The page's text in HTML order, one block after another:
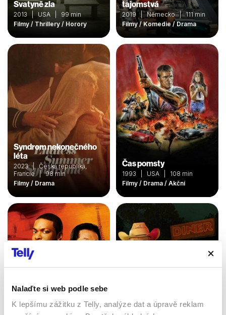
Nalaďte si web podle sebe
K lepšímu zážitku z Telly, analýze dat a úpravě reklam
Svatyně zla
2013 | USA | 99 min
Filmy / Thrillery / Horory
tajomstvá
2019 | Německo | 111 min
Filmy / Komedie / Drama
Syndrom nekonečného
léta
2023 | Česká republika,
Francie | 98 min
Filmy / Drama
Čas pomsty
1993 | USA | 108 min
Filmy / Drama / Akční
Křižovatka smrti 3: